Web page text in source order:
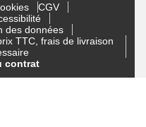
CGV
des données
TTC, frais de livraison
contrat